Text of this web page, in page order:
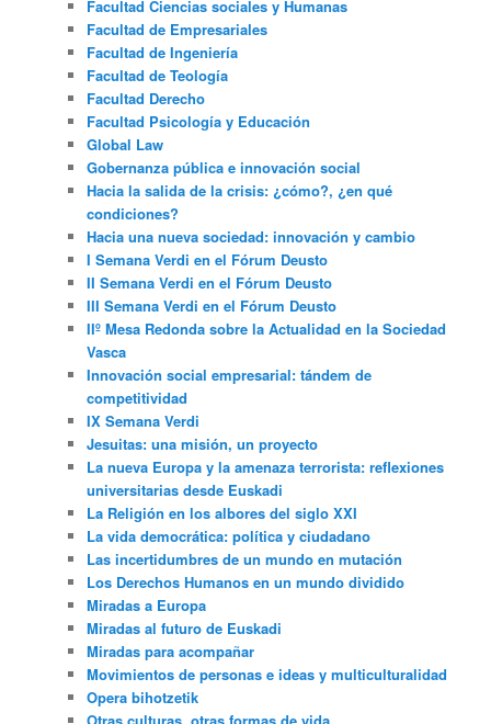
Facultad Ciencias sociales y Humanas
Facultad de Empresariales
Facultad de Ingeniería
Facultad de Teología
Facultad Derecho
Facultad Psicología y Educación
Global Law
Gobernanza pública e innovación social
Hacia la salida de la crisis: ¿cómo?, ¿en qué
condiciones?
Hacia una nueva sociedad: innovación y cambio
I Semana Verdi en el Fórum Deusto
II Semana Verdi en el Fórum Deusto
III Semana Verdi en el Fórum Deusto
IIº Mesa Redonda sobre la Actualidad en la Sociedad
Vasca
Innovación social empresarial: tándem de
competitividad
IX Semana Verdi
Jesuitas: una misión, un proyecto
La nueva Europa y la amenaza terrorista: reflexiones
universitarias desde Euskadi
La Religión en los albores del siglo XXI
La vida democrática: política y ciudadano
Las incertidumbres de un mundo en mutación
Los Derechos Humanos en un mundo dividido
Miradas a Europa
Miradas al futuro de Euskadi
Miradas para acompañar
Movimientos de personas e ideas y multiculturalidad
Opera bihotzetik